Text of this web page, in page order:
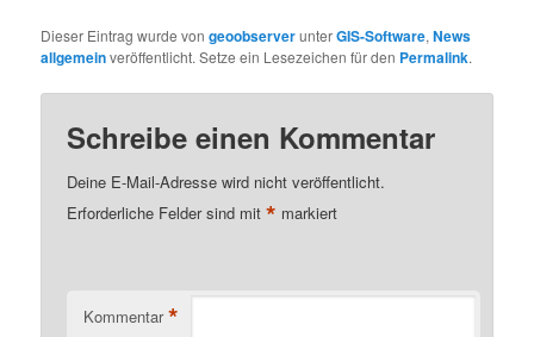
Dieser Eintrag wurde vongeoobserverunterGIS-Software,News
allgemeinveröffentlicht. Setze ein Lesezeichen für den Permalink.
Schreibe einen Kommentar
Deine E-Mail-Adresse wird nicht veröffentlicht.
Erforderliche Felder sind mit* markiert
Kommentar *